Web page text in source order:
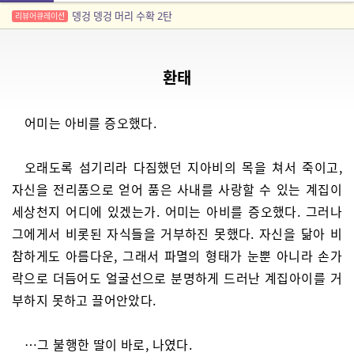
리뷰어큐레이션 뎅겅 뎅겅 머리 수확 2탄
환태
어미는 아비를 증오했다.
오래도록 섬기리라 다짐했던 지아비의 목을 쳐서 죽이고,
자신을 전리품으로 얻어 품은 사내를 사랑할 수 있는 계집이
세상천지 어디에 있겠는가. 어미는 아비를 증오했다. 그러나
그에게서 비롯된 자식들을 거부하진 못했다. 자신을 닮아 비
참하게도 아름다운, 그래서 파멸의 형태가 눈뿐 아니라 손가
락으로 더듬어도 얼굴선으로 분명하게 드러난 계집아이를 거
부하지 못하고 끌어안았다.
…그 불행한 딸이 바로, 나였다.